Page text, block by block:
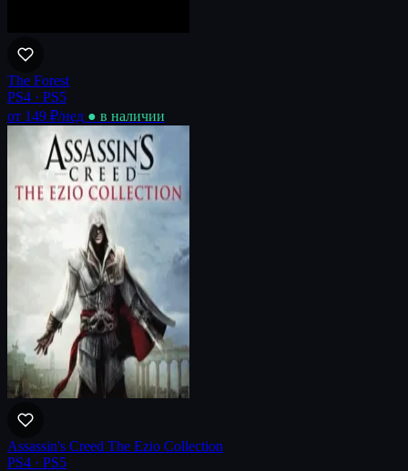
The Forest
PS4 · PS5
от 149 ₽/нед ● в наличии
Assassin's Creed The Ezio Collection
PS4 · PS5